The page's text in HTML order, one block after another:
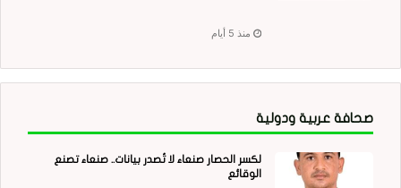
منذ 5 أيام
صحافة عربية ودولية
لكسر الحصار صنعاء لا تُصدر بيانات.. صنعاء تصنع
الوقائع